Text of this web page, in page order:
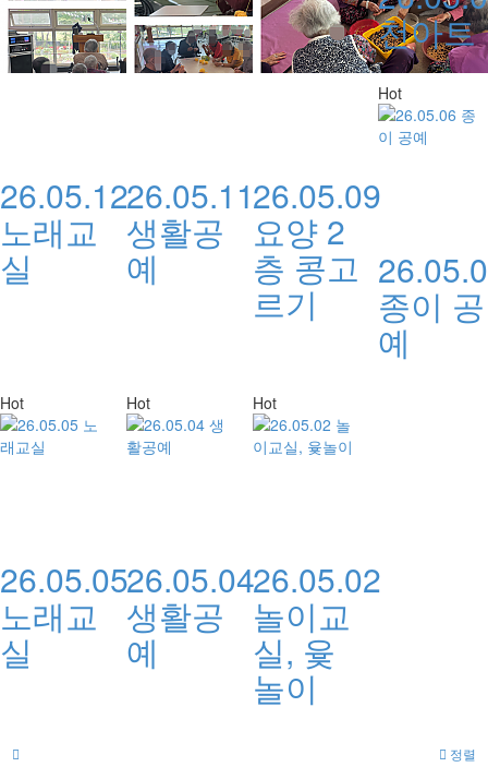
26.05.12
노래교
실
26.05.11
생활공
예
26.05.09
요양 2
층 콩고
르기
천아트
Hot
종이 공
예
Hot
26.05.05
노래교
실
Hot
26.05.04
생활공
예
Hot
26.05.02
놀이교
실, 윷
놀이
정렬